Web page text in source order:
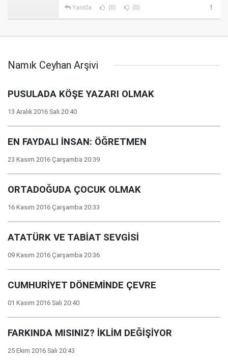
Yanıtla (0) (0)
Namık Ceyhan Arşivi
PUSULADA KÖŞE YAZARI OLMAK
13 Aralık 2016 Salı 20:40
EN FAYDALI İNSAN: ÖĞRETMEN
23 Kasım 2016 Çarşamba 20:39
ORTADOĞUDA ÇOCUK OLMAK
16 Kasım 2016 Çarşamba 20:33
ATATÜRK VE TABİAT SEVGİSİ
09 Kasım 2016 Çarşamba 20:36
CUMHURİYET DÖNEMİNDE ÇEVRE
01 Kasım 2016 Salı 20:40
FARKINDA MISINIZ? İKLİM DEĞİŞİYOR
25 Ekim 2016 Salı 20:43